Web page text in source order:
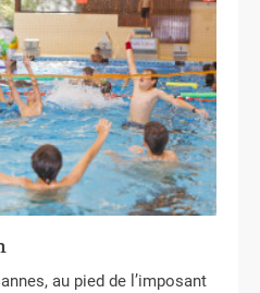
au pied de l’imposant